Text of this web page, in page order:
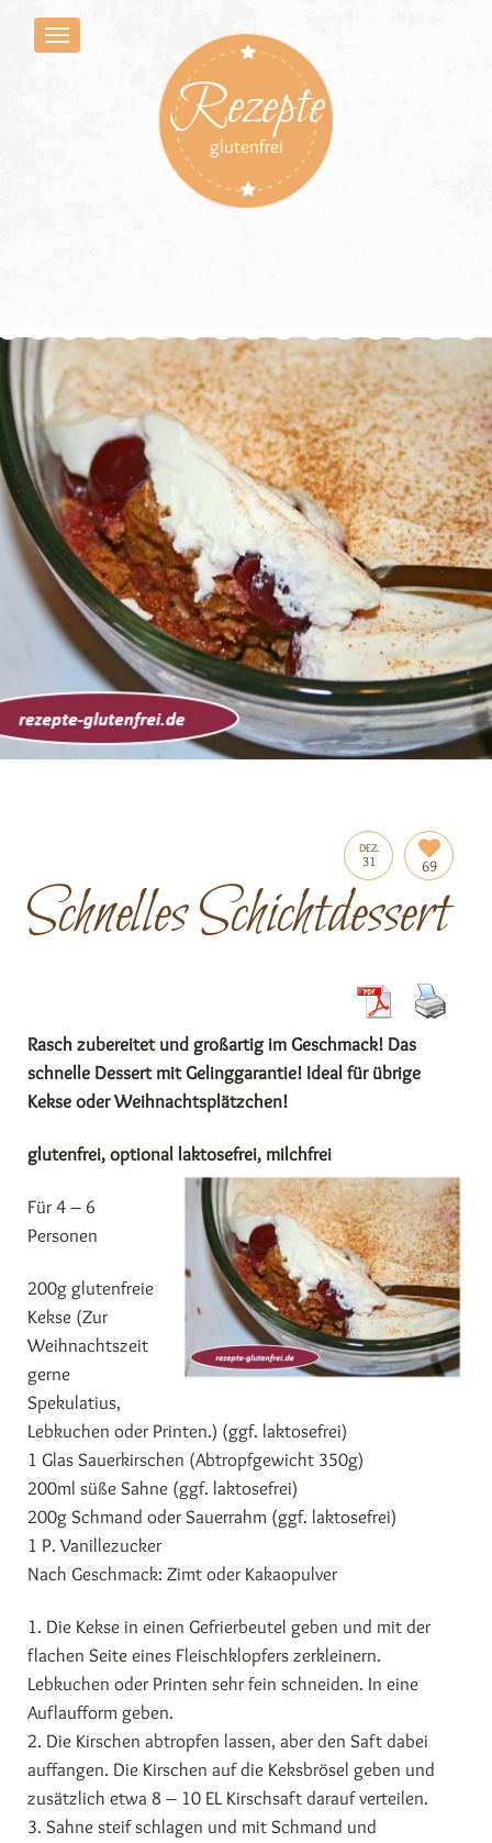
Rezepte
glutenfrei
DEZ.
31 69
Schnelles Schichtdessert
Rasch zubereitet und großartig im Geschmack! Das
schnelle Dessert mit Gelinggarantie! Ideal für übrige
Kekse oder Weihnachtsplätzchen!
glutenfrei, optional laktosefrei, milchfrei
Für 4 – 6
Personen
200g glutenfreie
Kekse (Zur
Weihnachtszeit
gerne
Spekulatius,
Lebkuchen oder Printen.) (ggf. laktosefrei)
1 Glas Sauerkirschen (Abtropfgewicht 350g)
200ml süße Sahne (ggf. laktosefrei)
200g Schmand oder Sauerrahm (ggf. laktosefrei)
1 P. Vanillezucker
Nach Geschmack: Zimt oder Kakaopulver
1. Die Kekse in einen Gefrierbeutel geben und mit der
flachen Seite eines Fleischklopfers zerkleinern.
Lebkuchen oder Printen sehr fein schneiden. In eine
Auflaufform geben.
2. Die Kirschen abtropfen lassen, aber den Saft dabei
auffangen. Die Kirschen auf die Keksbrösel geben und
zusätzlich etwa 8 – 10 EL Kirschsaft darauf verteilen.
3. Sahne steif schlagen und mit Schmand und